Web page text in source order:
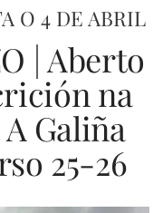
O 4 DE ABRIL
| Aberto
na
Galiña
25-26